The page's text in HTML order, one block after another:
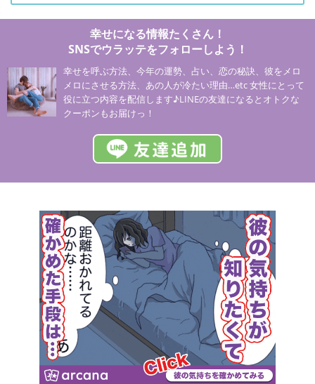
幸せになる情報たくさん！
SNSでウラッテをフォローしよう！
幸せを呼ぶ方法、今年の運勢、占い、恋の秘訣、彼をメロ
メロにさせる方法、あの人が冷たい理由…etc 女性にとって
役に立つ内容を配信します♪LINEの友達になるとオトクな
クーポンもお届けっ！